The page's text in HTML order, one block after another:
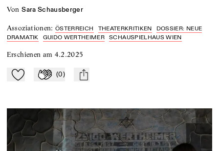
von Sara Schausberger
Assoziationen:ÖSTERREICH THEATERKRITIKEN
DOSSIER: NEUE
DRAMATIK
GUIDO WERTHEIMER SCHAUSPIELHAUS WIEN
Erschienen am 4.2.2025
Zu Mein-TdZ hinzufügen
Applaudieren
(0) mail